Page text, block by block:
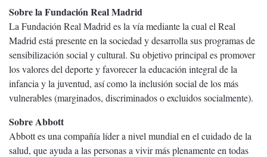
Sobre la Fundación Real Madrid
La Fundación Real Madrid es la vía mediante la cual el Real
Madrid está presente en la sociedad y desarrolla sus programas de
sensibilización social y cultural. Su objetivo principal es promover
los valores del deporte y favorecer la educación integral de la
infancia y la juventud, así como la inclusión social de los más
vulnerables (marginados, discriminados o excluidos socialmente).
Sobre Abbott
Abbott es una compañía líder a nivel mundial en el cuidado de la
salud, que ayuda a las personas a vivir más plenamente en todas